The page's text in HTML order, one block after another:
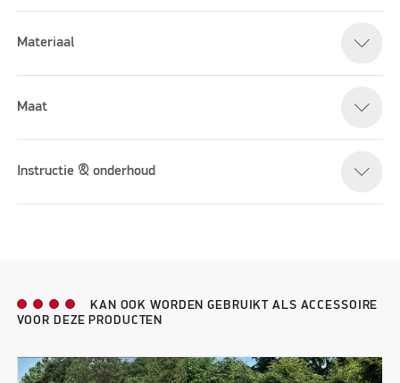
Please accept marketing cookies to watch this video
Materiaal
Maat
Instructie & onderhoud
KAN OOK WORDEN GEBRUIKT ALS ACCESSOIRE
VOOR DEZE PRODUCTEN